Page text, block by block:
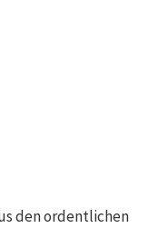
den ordentlichen